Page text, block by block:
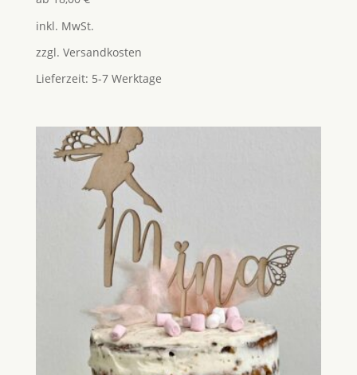
mit
von 5
inkl. MwSt.
zzgl. Versandkosten
Lieferzeit: 5-7 Werktage